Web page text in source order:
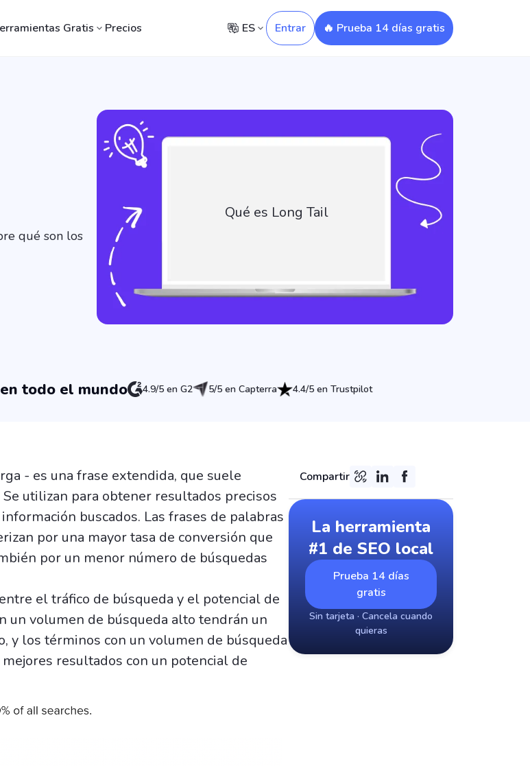
Gratis Precios ES Entrar 🔥 Prueba 14 días gratis
qué son los
Qué es Long Tail
todo el mundo 4.9/5 en G2 5/5 en Capterra 4.4/5 en Trustpilot
- es una frase extendida, que suele
utilizan para obtener resultados precisos
buscados. Las frases de palabras
por una mayor tasa de conversión que
por un menor número de búsquedas
el tráfico de búsqueda y el potencial de
un volumen de búsqueda alto tendrán un
y los términos con un volumen de búsqueda
resultados con un potencial de
Compartir
La herramienta
#1 de SEO local
Prueba 14 días
gratis
Sin tarjeta · Cancela cuando
quieras